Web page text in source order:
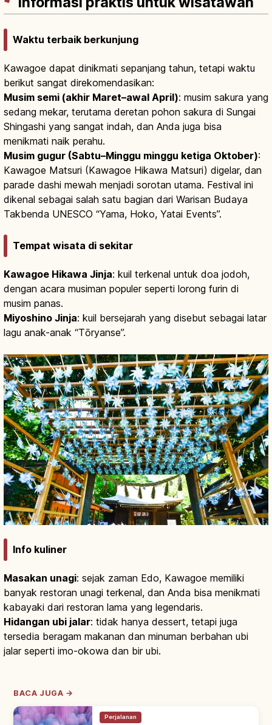
Waktu terbaik berkunjung
Kawagoe dapat dinikmati sepanjang tahun, tetapi waktu
berikut sangat direkomendasikan:
Musim semi (akhir Maret–awal April): musim sakura yang
sedang mekar, terutama deretan pohon sakura di Sungai
Shingashi yang sangat indah, dan Anda juga bisa
menikmati naik perahu.
Musim gugur (Sabtu–Minggu minggu ketiga Oktober):
Kawagoe Matsuri (Kawagoe Hikawa Matsuri) digelar, dan
parade dashi mewah menjadi sorotan utama. Festival ini
dikenal sebagai salah satu bagian dari Warisan Budaya
Takbenda UNESCO “Yama, Hoko, Yatai Events”.
Tempat wisata di sekitar
Kawagoe Hikawa Jinja: kuil terkenal untuk doa jodoh,
dengan acara musiman populer seperti lorong furin di
musim panas.
Miyoshino Jinja: kuil bersejarah yang disebut sebagai latar
lagu anak-anak “Tōryanse”.
Info kuliner
Masakan unagi: sejak zaman Edo, Kawagoe memiliki
banyak restoran unagi terkenal, dan Anda bisa menikmati
kabayaki dari restoran lama yang legendaris.
Hidangan ubi jalar: tidak hanya dessert, tetapi juga
tersedia beragam makanan dan minuman berbahan ubi
jalar seperti imo-okowa dan bir ubi.
BACA JUGA →
Perjalanan